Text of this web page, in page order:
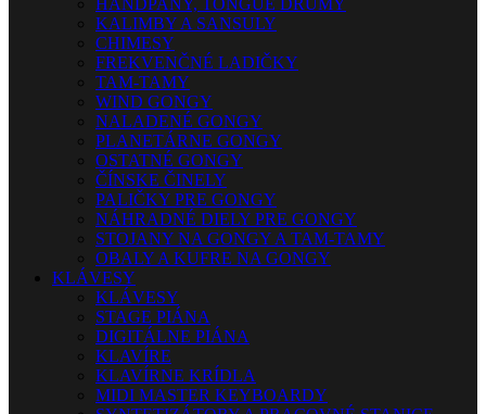
HANDPANY, TONGUE DRUMY
KALIMBY A SANSULY
CHIMESY
FREKVENČNÉ LADIČKY
TAM-TAMY
WIND GONGY
NALADENÉ GONGY
PLANETÁRNE GONGY
OSTATNÉ GONGY
ČÍNSKE ČINELY
PALIČKY PRE GONGY
NÁHRADNÉ DIELY PRE GONGY
STOJANY NA GONGY A TAM-TAMY
OBALY A KUFRE NA GONGY
KLÁVESY
KLÁVESY
STAGE PIÁNA
DIGITÁLNE PIÁNA
KLAVÍRE
KLAVÍRNE KRÍDLA
MIDI MASTER KEYBOARDY